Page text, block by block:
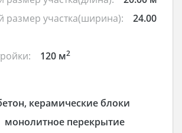
участка(ширина):
24.00
120 м2
керамические блоки
монолитное перекрытие